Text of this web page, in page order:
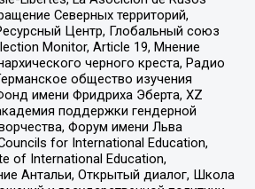
Северных территорий,
Центр, Глобальный союз
Monitor, Article 19, Мнение
черного креста, Радио
общество изучения
имени Фридриха Эберта, XZ
поддержки гендерной
Форум имени Льва
for International Education,
of International Education,
Антальи, Открытый диалог, Школа